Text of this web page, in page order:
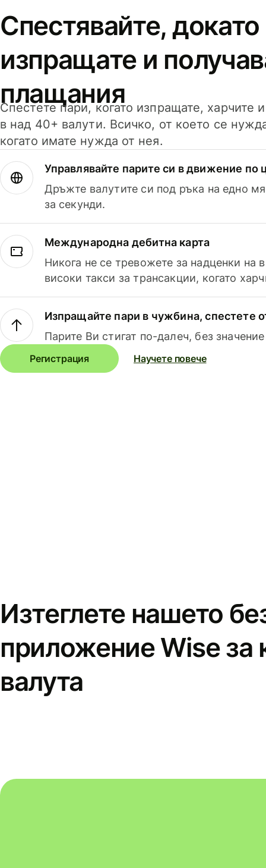
Спестявайте,
изпращате и
плащания
Спестете пари, когато изпращате, харчите
в над 40+ валути. Всичко, от което се
когато имате нужда от нея.
Управлявайте парите си в движение по
Дръжте валутите си под ръка на едно
за секунди.
Международна дебитна карта
Никога не се тревожете за надценки на
високи такси за трансакции, когато
Изпращайте пари в чужбина, спестете
Парите Ви стигат по-далеч, без
Регистрация Научете повече
Изтеглете нашето
приложение Wise за
валута